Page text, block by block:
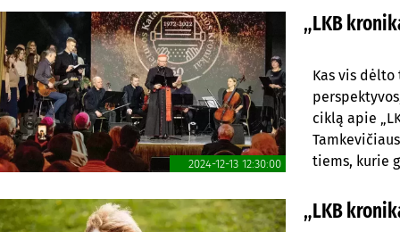
„LKB
Kas vis dėlto
ciklą apie
tiems, kurie
2024-12-13 12:30:00
„LKB